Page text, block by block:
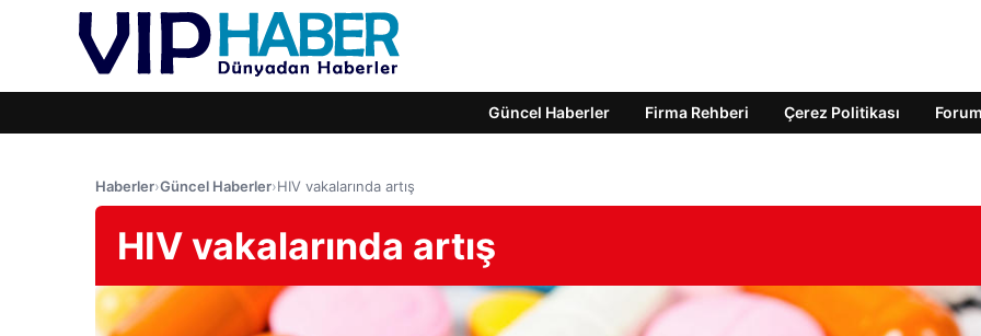
Güncel Haberler Firma Rehberi Çerez Politikası Forum
Haberler›Güncel Haberler›HIV vakalarında artış
HIV vakalarında artış